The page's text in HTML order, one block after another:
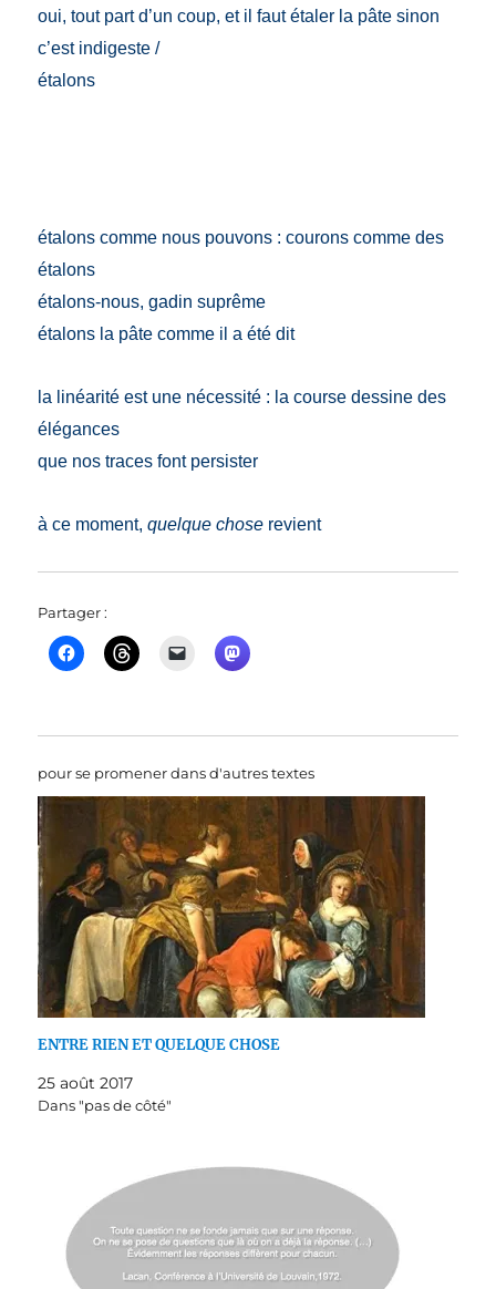
oui, tout part d’un coup, et il faut étaler la pâte sinon
c’est indigeste /
étalons
étalons comme nous pouvons : courons comme des
étalons
étalons-nous, gadin suprême
étalons la pâte comme il a été dit
la linéarité est une nécessité : la course dessine des
élégances
que nos traces font persister
à ce moment,quelque chose revient
Partager :
pour se promener dans d'autres textes
ENTRE RIEN ET QUELQUE CHOSE
25 août 2017
Dans "pas de côté"